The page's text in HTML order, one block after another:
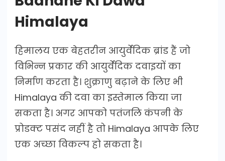
Himalaya
हिमालय एक बेहतरीन आयुर्वेदिक ब्रांड हैं जो
विभिन्न प्रकार की आयुर्वेदिक दवाइयों का
निर्माण करता है। शुक्राणु बढ़ाने के लिए भी
Himalaya की दवा का इस्तेमाल किया जा
सकता है। अगर आपको पतंजलि कंपनी के
प्रोडक्ट पसंद नहीं है तो Himalaya आपके लिए
एक अच्छा विकल्प हो सकता है।